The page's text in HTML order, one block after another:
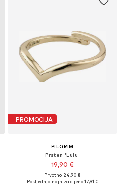
PROMOCIJA
PILGRIM
Prsten 'Lulu'
19,90 €
Prvotno: 24,90 €
Posljednja najniža cijena:17,91 €